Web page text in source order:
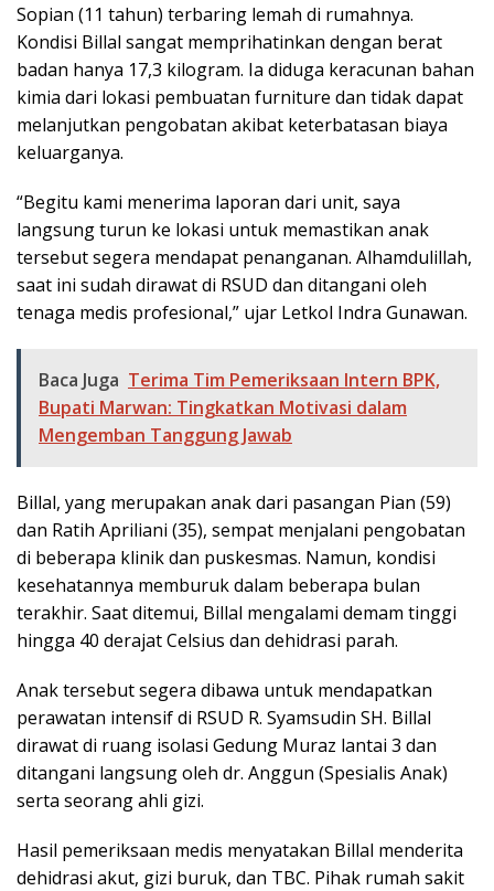
Sopian (11 tahun) terbaring lemah di rumahnya.
Kondisi Billal sangat memprihatinkan dengan berat
badan hanya 17,3 kilogram. Ia diduga keracunan bahan
kimia dari lokasi pembuatan furniture dan tidak dapat
melanjutkan pengobatan akibat keterbatasan biaya
keluarganya.
“Begitu kami menerima laporan dari unit, saya
langsung turun ke lokasi untuk memastikan anak
tersebut segera mendapat penanganan. Alhamdulillah,
saat ini sudah dirawat di RSUD dan ditangani oleh
tenaga medis profesional,” ujar Letkol Indra Gunawan.
Baca Juga Terima Tim Pemeriksaan Intern BPK,
Bupati Marwan: Tingkatkan Motivasi dalam
Mengemban Tanggung Jawab
Billal, yang merupakan anak dari pasangan Pian (59)
dan Ratih Apriliani (35), sempat menjalani pengobatan
di beberapa klinik dan puskesmas. Namun, kondisi
kesehatannya memburuk dalam beberapa bulan
terakhir. Saat ditemui, Billal mengalami demam tinggi
hingga 40 derajat Celsius dan dehidrasi parah.
Anak tersebut segera dibawa untuk mendapatkan
perawatan intensif di RSUD R. Syamsudin SH. Billal
dirawat di ruang isolasi Gedung Muraz lantai 3 dan
ditangani langsung oleh dr. Anggun (Spesialis Anak)
serta seorang ahli gizi.
Hasil pemeriksaan medis menyatakan Billal menderita
dehidrasi akut, gizi buruk, dan TBC. Pihak rumah sakit